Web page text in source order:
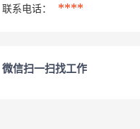
联系电话： ****
微信扫一扫找工作